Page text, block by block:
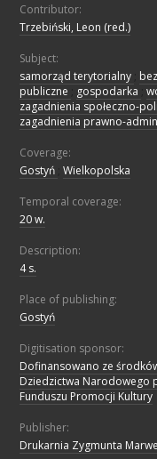
Contributor:
Trzebiński, Leon (red.)
Subject:
samorząd terytorialny
publiczne
gospodarka
zagadnienia społeczno-
zagadnienia prawno-
Coverage:
Gostyń Wielkopolska
Temporal coverage:
20 w.
Description:
4 s.
Place of publishing:
Gostyń
Digitisation sponsor:
Dofinansowano ze
Dziedzictwa Narodowego
Funduszu Promocji Kultury
Publisher:
Drukarnia Zygmunta